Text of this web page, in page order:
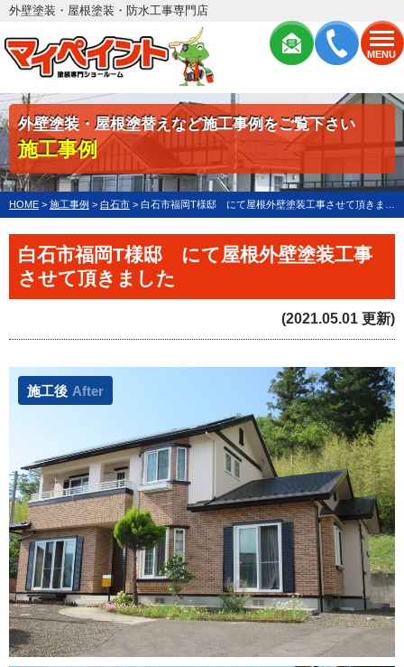
MENU
外壁塗装・屋根塗装・防水工事専門店
外壁塗装・屋根塗替えなど施工事例をご覧下さい
施工事例
HOME > 施工事例 > 白石市 > 白石市福岡T様邸 にて屋根外壁塗装工事させて頂きました
白石市福岡T様邸 にて屋根外壁塗装工事
させて頂きました
(2021.05.01 更新)
施工後 After